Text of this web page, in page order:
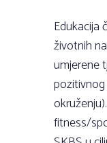
Edukacija
životnih
umjerene
fitness/